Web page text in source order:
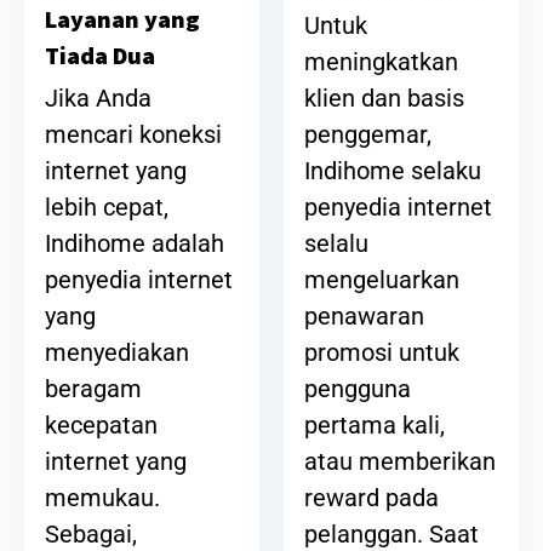
Layanan yang
Tiada Dua
Jika Anda
mencari koneksi
internet yang
lebih cepat,
Indihome adalah
penyedia internet
yang
menyediakan
beragam
kecepatan
internet yang
memukau.
Sebagai,
Untuk
meningkatkan
klien dan basis
penggemar,
Indihome selaku
penyedia internet
selalu
mengeluarkan
penawaran
promosi untuk
pengguna
pertama kali,
atau memberikan
reward pada
pelanggan. Saat